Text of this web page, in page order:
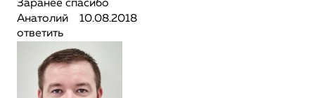
Заранее спасибо
Анатолий 10.08.2018
ответить